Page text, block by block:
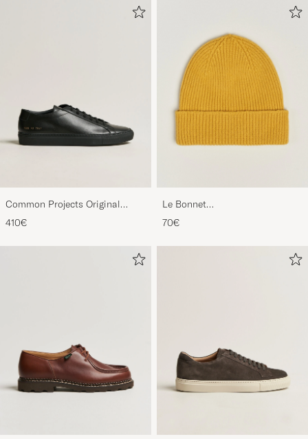
Common Projects Original
Achilles Sneaker Black
410€
Le Bonnet
Lambswool/Caregora Beanie
Mustard
70€